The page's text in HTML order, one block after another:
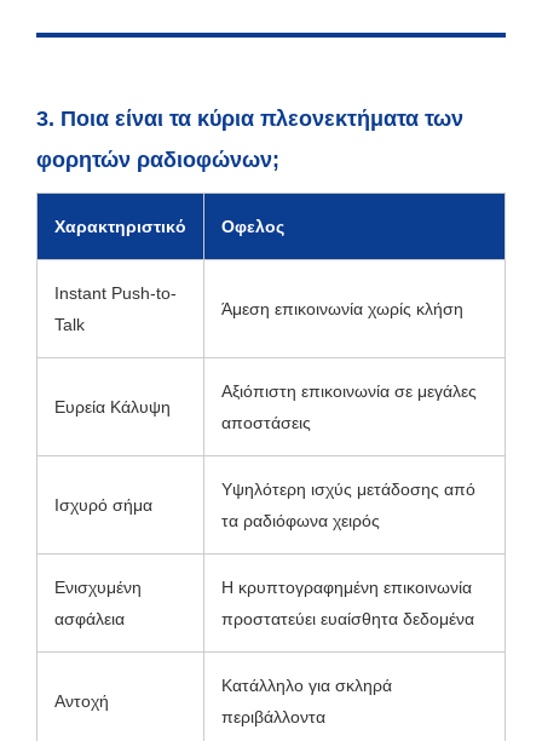
3. Ποια είναι τα κύρια πλεονεκτήματα των
φορητών ραδιοφώνων;
Χαρακτηριστικό Οφελος
Instant Push-to-
Talk
Άμεση επικοινωνία χωρίς κλήση
Ευρεία Κάλυψη
Αξιόπιστη επικοινωνία σε μεγάλες
αποστάσεις
Ισχυρό σήμα
Υψηλότερη ισχύς μετάδοσης από
τα ραδιόφωνα χειρός
Ενισχυμένη
ασφάλεια
Η κρυπτογραφημένη επικοινωνία
προστατεύει ευαίσθητα δεδομένα
Αντοχή
Κατάλληλο για σκληρά
περιβάλλοντα